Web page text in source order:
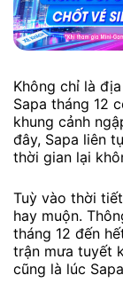
Không chỉ là
Sapa tháng 12
khung cảnh
đây, Sapa liên
thời gian lại
Tuỳ vào thời
hay muộn.
tháng 12 đến
trận mưa tuyết
cũng là lúc